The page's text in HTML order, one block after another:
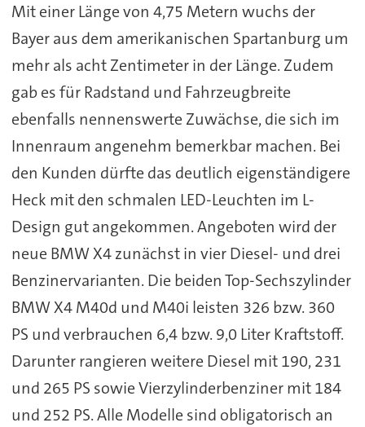
Mit einer Länge von 4,75 Metern wuchs der
Bayer aus dem amerikanischen Spartanburg um
mehr als acht Zentimeter in der Länge. Zudem
gab es für Radstand und Fahrzeugbreite
ebenfalls nennenswerte Zuwächse, die sich im
Innenraum angenehm bemerkbar machen. Bei
den Kunden dürfte das deutlich eigenständigere
Heck mit den schmalen LED-Leuchten im L-
Design gut angekommen. Angeboten wird der
neue BMW X4 zunächst in vier Diesel- und drei
Benzinervarianten. Die beiden Top-Sechszylinder
BMW X4 M40d und M40i leisten 326 bzw. 360
PS und verbrauchen 6,4 bzw. 9,0 Liter Kraftstoff.
Darunter rangieren weitere Diesel mit 190, 231
und 265 PS sowie Vierzylinderbenziner mit 184
und 252 PS. Alle Modelle sind obligatorisch an